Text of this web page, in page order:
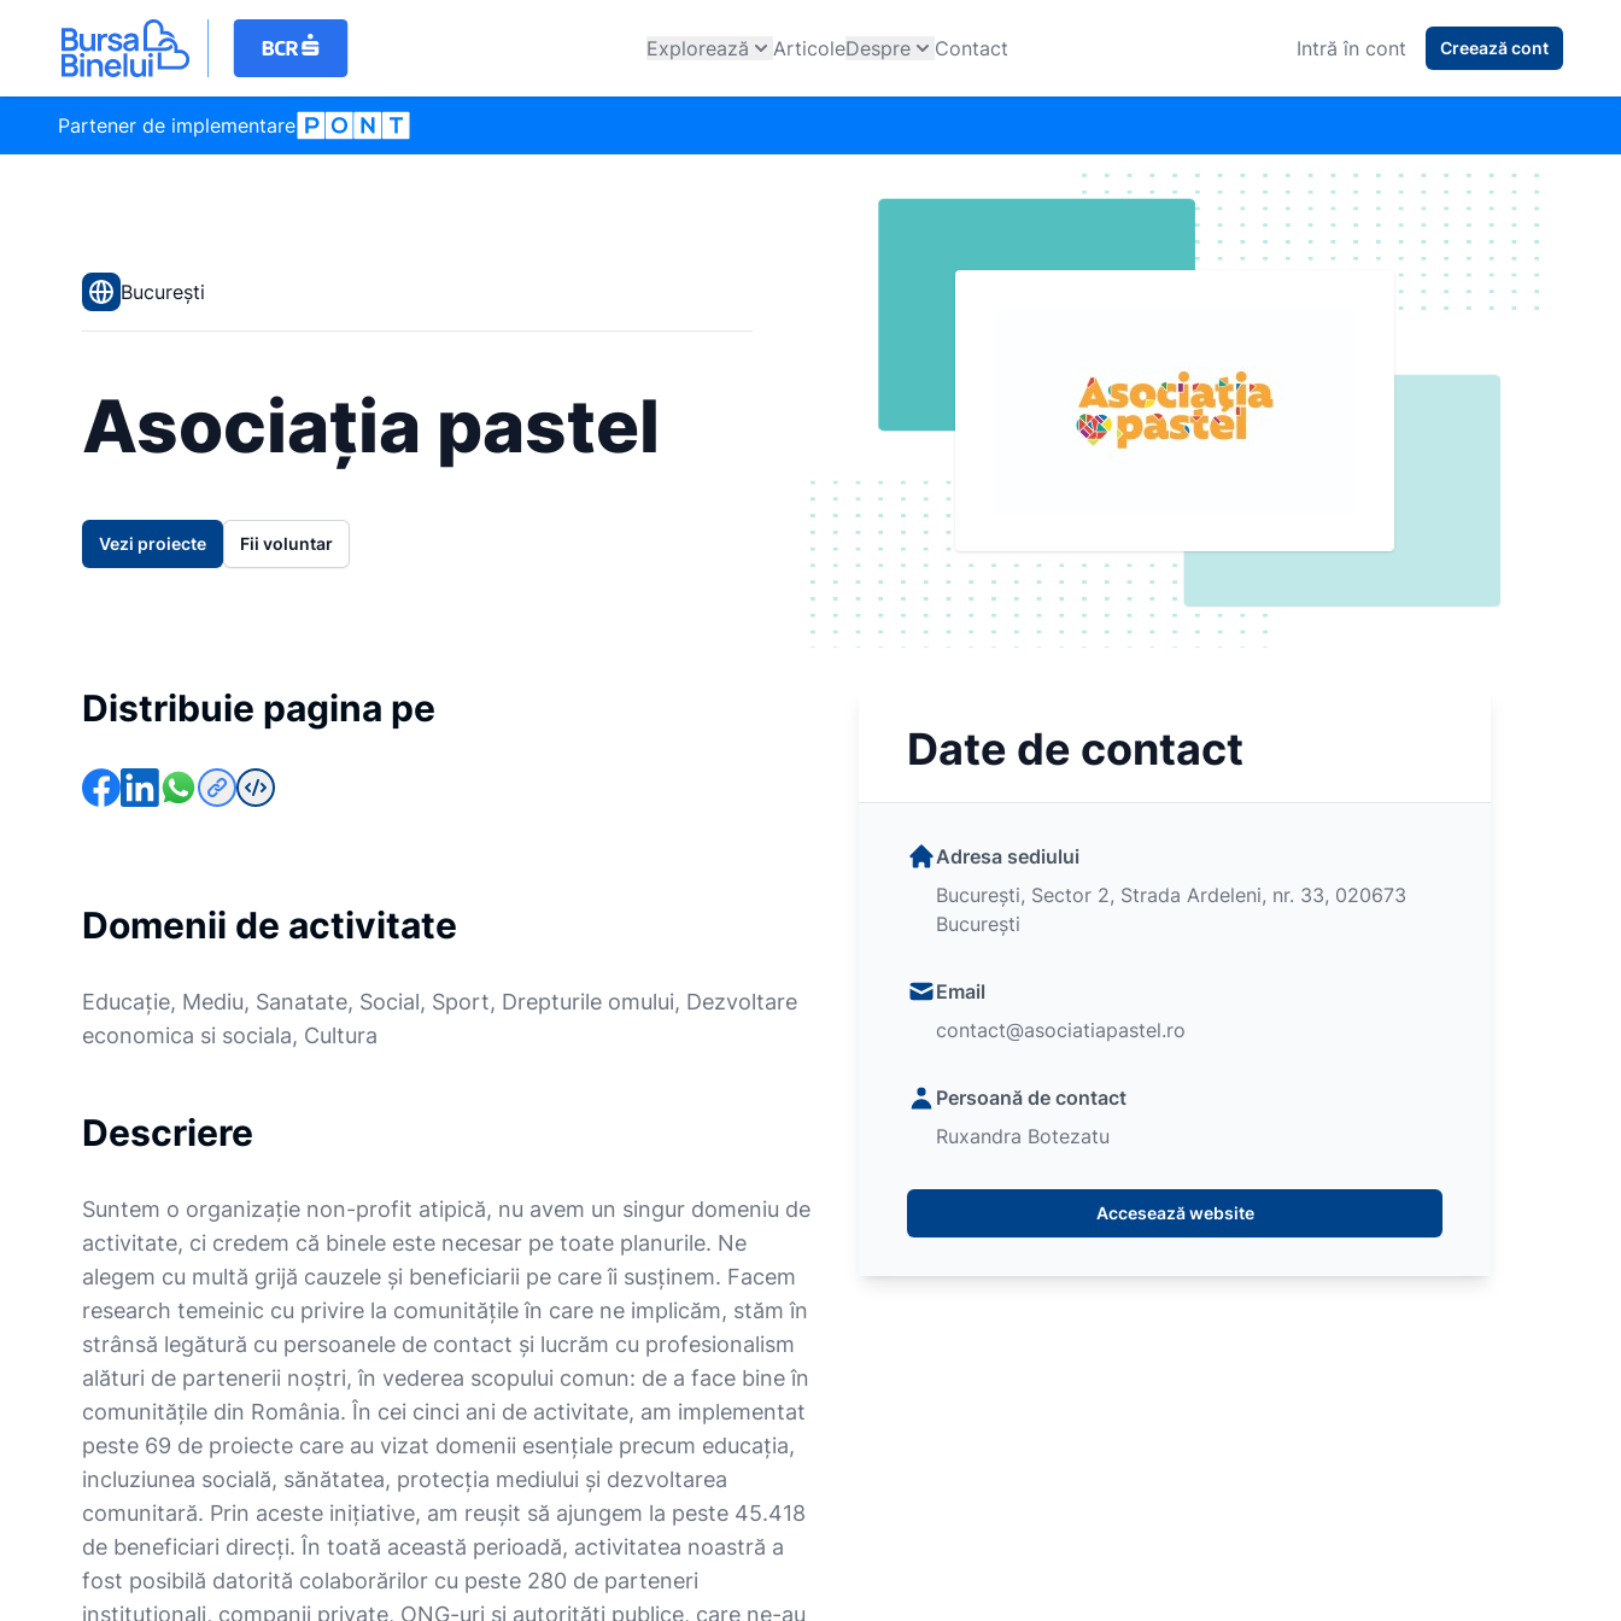
Explorează ArticoleDespre Contact Intră în cont Creează cont
Partener de implementare
București
Asociația pastel
Vezi proiecte Fii voluntar
Distribuie pagina pe
Domenii de activitate
Educație, Mediu, Sanatate, Social, Sport, Drepturile omului, Dezvoltare
economica si sociala, Cultura
Descriere
Suntem o organizație non-profit atipică, nu avem un singur domeniu de
activitate, ci credem că binele este necesar pe toate planurile. Ne
alegem cu multă grijă cauzele și beneficiarii pe care îi susținem. Facem
research temeinic cu privire la comunitățile în care ne implicăm, stăm în
strânsă legătură cu persoanele de contact și lucrăm cu profesionalism
alături de partenerii noștri, în vederea scopului comun: de a face bine în
comunitățile din România. În cei cinci ani de activitate, am implementat
peste 69 de proiecte care au vizat domenii esențiale precum educația,
incluziunea socială, sănătatea, protecția mediului și dezvoltarea
comunitară. Prin aceste inițiative, am reușit să ajungem la peste 45.418
de beneficiari direcți. În toată această perioadă, activitatea noastră a
fost posibilă datorită colaborărilor cu peste 280 de parteneri
instituționali, companii private, ONG-uri și autorități publice, care ne-au
Date de contact
Adresa sediului
București, Sector 2, Strada Ardeleni, nr. 33, 020673
București
Email
contact@asociatiapastel.ro
Persoană de contact
Ruxandra Botezatu
Accesează website